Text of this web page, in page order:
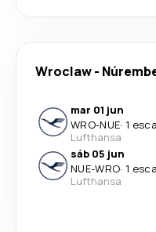
Wroclaw-
mar 01 jun
WRO-NUE· 1
Lufthansa
sáb 05 jun
NUE-WRO· 1
Lufthansa